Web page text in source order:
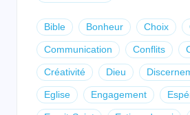
Bible Bonheur Choix
Communication Conflits
Créativité Dieu
Eglise Engagement